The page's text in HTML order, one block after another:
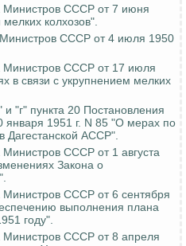
Министров СССР от 7 июня
колхозов".
СССР от 4 июля 1950
Министров СССР от 17 июля
в связи с укрупнением мелких
"г" пункта 20 Постановления
1951 г. N 85 "О мерах по
Дагестанской АССР".
СССР от 1 августа
Закона о
СССР от 6 сентября
выполнения плана
году".
Министров СССР от 8 апреля